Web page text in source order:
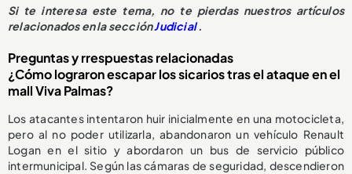
Si te interesa este tema, no te pierdas nuestros artículos
relacionados en la secciónJudicial.
Preguntas y rrespuestas relacionadas
¿Cómo lograron escapar los sicarios tras el ataque en el
mall Viva Palmas?
Los atacantes intentaron huir inicialmente en una motocicleta,
pero al no poder utilizarla, abandonaron un vehículo Renault
Logan en el sitio y abordaron un bus de servicio público
intermunicipal. Según las cámaras de seguridad, descendieron